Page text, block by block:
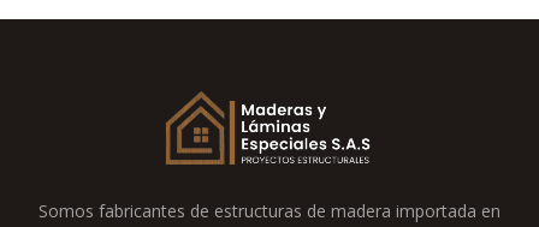
Somos fabricantes de estructuras de madera importada en